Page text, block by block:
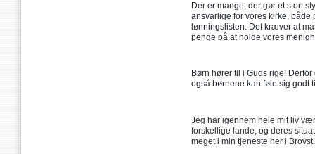
Der er mange, der gør et stort
ansvarlige for vores kirke,
lønningslisten. Det kræver at
penge på at holde vores
Børn hører til i Guds rige!
også børnene kan føle sig godt
Jeg har igennem hele mit liv
forskellige lande, og deres
meget i min tjeneste her i